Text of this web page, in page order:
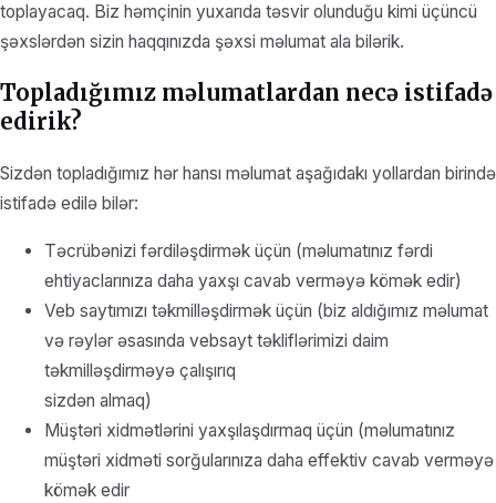
toplayacaq. Biz həmçinin yuxarıda təsvir olunduğu kimi üçüncü
şəxslərdən sizin haqqınızda şəxsi məlumat ala bilərik.
Topladığımız məlumatlardan necə istifadə
edirik?
Sizdən topladığımız hər hansı məlumat aşağıdakı yollardan birində
istifadə edilə bilər:
Təcrübənizi fərdiləşdirmək üçün (məlumatınız fərdi
ehtiyaclarınıza daha yaxşı cavab verməyə kömək edir)
Veb saytımızı təkmilləşdirmək üçün (biz aldığımız məlumat
və rəylər əsasında vebsayt təkliflərimizi daim
təkmilləşdirməyə çalışırıq
sizdən almaq)
Müştəri xidmətlərini yaxşılaşdırmaq üçün (məlumatınız
müştəri xidməti sorğularınıza daha effektiv cavab verməyə
kömək edir